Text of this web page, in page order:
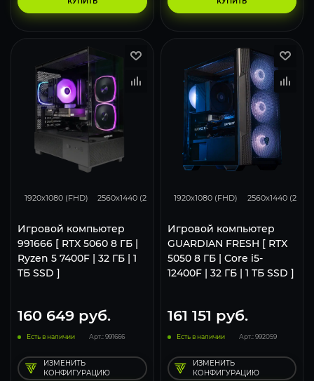
1920x1080 (FHD) 2560x1440 (2K) 3840x2160 (4K)
Игровой компьютер
991666 [ RTX 5060 8 ГБ |
Ryzen 5 7400F | 32 ГБ | 1
ТБ SSD ]
160 649 руб.
Есть в наличии Арт.: 991666
ИЗМЕНИТЬ
КОНФИГУРАЦИЮ
1920x1080 (FHD) 2560x1440 (2K)
Игровой компьютер
GUARDIAN FRESH [ RTX
5050 8 ГБ | Core i5-
12400F | 32 ГБ | 1 ТБ SSD ]
161 151 руб.
Есть в наличии Арт.: 992059
ИЗМЕНИТЬ
КОНФИГУРАЦИЮ